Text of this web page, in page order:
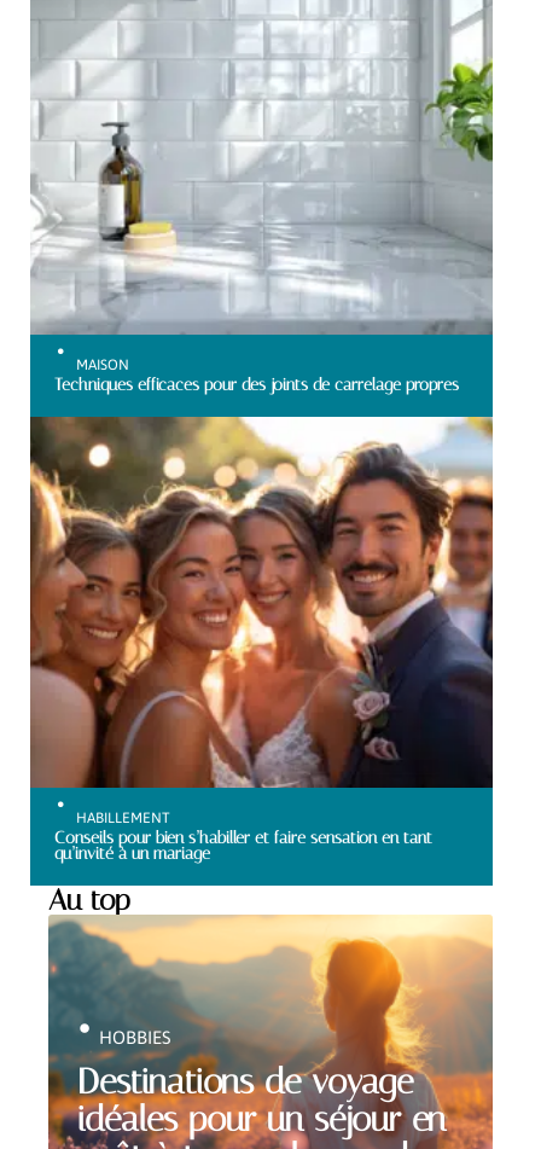
MAISON
Techniques efficaces pour des joints de carrelage propres
HABILLEMENT
Conseils pour bien s’habiller et faire sensation en tant
qu’invité à un mariage
Au top
Destinations de voyage
idéales pour un séjour en
HOBBIES